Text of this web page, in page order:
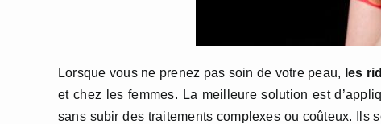
Lorsque vous ne prenez pas soin de votre peau, les
et chez les femmes. La meilleure solution est
sans subir des traitements complexes ou coûteux. Ils